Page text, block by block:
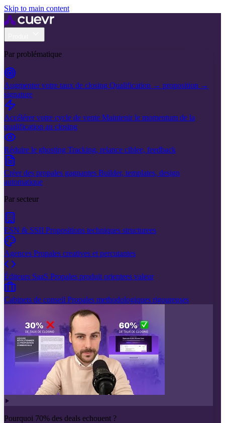
Skip to main content
Par problématique
Augmenter votre taux de closing Qualification → proposition →
signature
Accélérer votre cycle de vente Maintenir le momentum de la
qualification au closing
Réduire le ghosting Tracking, relance ciblee, feedback
Créer des propales gagnantes Builder, templates, design
automatique
Par secteur
ESN & SSII Propositions techniques structurees
Agences Propales creatives et percutantes
Éditeurs SaaS Propales produit orientees valeur
Cabinets de conseil Propales methodologiques rigoureuses
Pourquoi 70% des deals echouent ?